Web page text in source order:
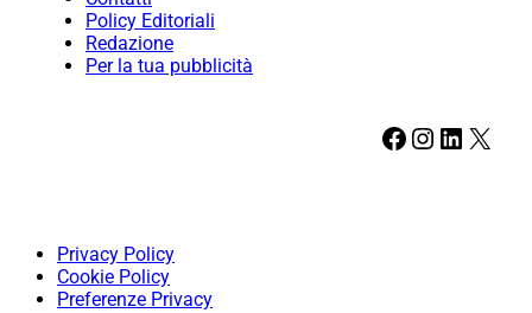
Policy Editoriali
Redazione
Per la tua pubblicità
Facebook Instagram LinkedIn X
Privacy Policy
Cookie Policy
Preferenze Privacy